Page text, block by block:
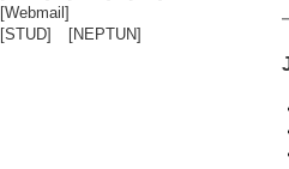
[Webmail]
[STUD]
[NEPTUN]